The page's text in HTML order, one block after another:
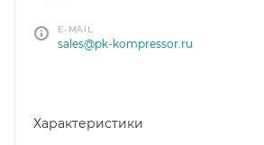
E-MAIL
sales@pk-kompressor.ru
Характеристики